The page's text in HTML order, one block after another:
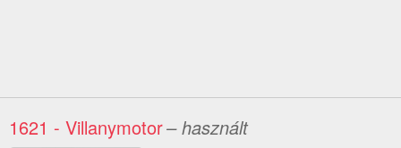
1621 - Villanymotor– használt